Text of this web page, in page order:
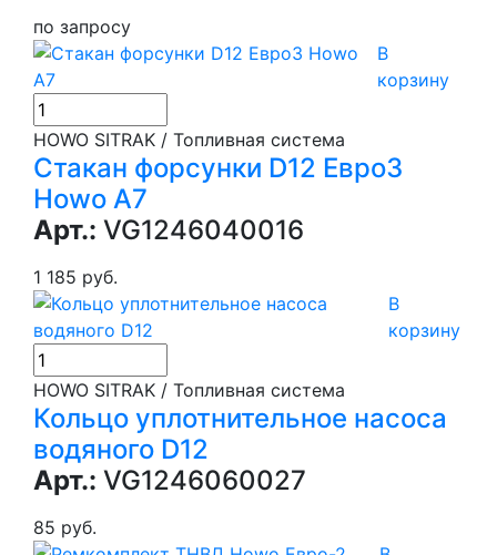
по запросу
В
корзину
HOWO SITRAK / Топливная система
Стакан форсунки D12 Евро3
Howo A7
Арт.: VG1246040016
1 185 руб.
В
корзину
HOWO SITRAK / Топливная система
Кольцо уплотнительное насоса
водяного D12
Арт.: VG1246060027
85 руб.